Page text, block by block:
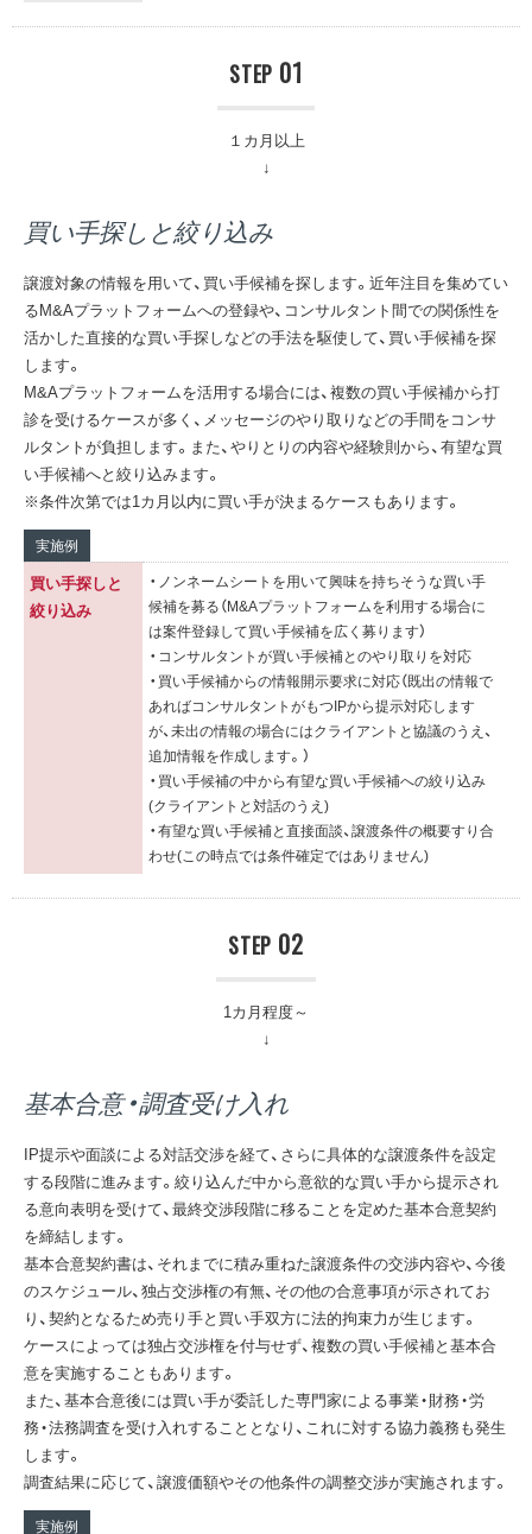
STEP 01
１カ月以上
買い手探しと絞り込み
譲渡対象の情報を用いて、買い手候補を探します。近年注目を集めてい
るM&Aプラットフォームへの登録や、コンサルタント間での関係性を
活かした直接的な買い手探しなどの手法を駆使して、買い手候補を探
します。
M&Aプラットフォームを活用する場合には、複数の買い手候補から打
診を受けるケースが多く、メッセージのやり取りなどの手間をコンサ
ルタントが負担します。また、やりとりの内容や経験則から、有望な買
い手候補へと絞り込みます。
※条件次第では1カ月以内に買い手が決まるケースもあります。
実施例
買い手探しと
絞り込み
・ノンネームシートを用いて興味を持ちそうな買い手
候補を募る（M&Aプラットフォームを利用する場合に
は案件登録して買い手候補を広く募ります）
・コンサルタントが買い手候補とのやり取りを対応
・買い手候補からの情報開示要求に対応（既出の情報で
あればコンサルタントがもつIPから提示対応します
が、未出の情報の場合にはクライアントと協議のうえ、
追加情報を作成します。）
・買い手候補の中から有望な買い手候補への絞り込み
(クライアントと対話のうえ)
・有望な買い手候補と直接面談、譲渡条件の概要すり合
わせ(この時点では条件確定ではありません)
STEP 02
1カ月程度～
基本合意・調査受け入れ
IP提示や面談による対話交渉を経て、さらに具体的な譲渡条件を設定
する段階に進みます。絞り込んだ中から意欲的な買い手から提示され
る意向表明を受けて、最終交渉段階に移ることを定めた基本合意契約
を締結します。
基本合意契約書は、それまでに積み重ねた譲渡条件の交渉内容や、今後
のスケジュール、独占交渉権の有無、その他の合意事項が示されてお
り、契約となるため売り手と買い手双方に法的拘束力が生じます。
ケースによっては独占交渉権を付与せず、複数の買い手候補と基本合
意を実施することもあります。
また、基本合意後には買い手が委託した専門家による事業・財務・労
務・法務調査を受け入れすることとなり、これに対する協力義務も発生
します。
調査結果に応じて、譲渡価額やその他条件の調整交渉が実施されます。
実施例